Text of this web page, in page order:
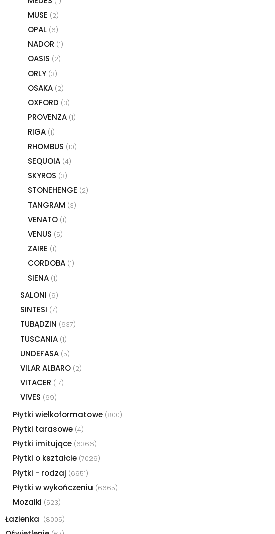
MUSE (2)
OPAL (6)
NADOR (1)
OASIS (2)
ORLY (3)
OSAKA (2)
OXFORD (3)
PROVENZA (1)
RIGA (1)
RHOMBUS (10)
SEQUOIA (4)
SKYROS (3)
STONEHENGE (2)
TANGRAM (3)
VENATO (1)
VENUS (5)
ZAIRE (1)
CORDOBA (1)
SIENA (1)
SALONI (9)
SINTESI (7)
TUBĄDZIN (637)
TUSCANIA (1)
UNDEFASA (5)
VILAR ALBARO (2)
VITACER (17)
VIVES (69)
Płytki wielkoformatowe (800)
Płytki tarasowe (4)
Płytki imitujące (6366)
Płytki o kształcie (7029)
Płytki - rodzaj (6951)
Płytki w wykończeniu (6665)
Mozaiki (523)
Łazienka (8005)